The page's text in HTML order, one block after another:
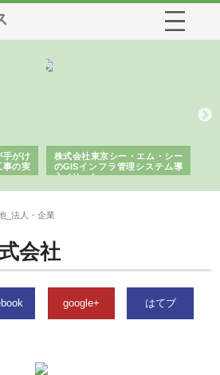
手がけ
事の実
株式会社東京シー・エム・シー
のGISインフラ管理システム導
入メリット
_法人・企業
会社
google+ はてブ